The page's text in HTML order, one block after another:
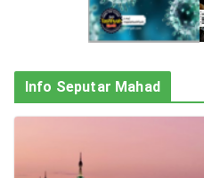
Info Seputar Mahad